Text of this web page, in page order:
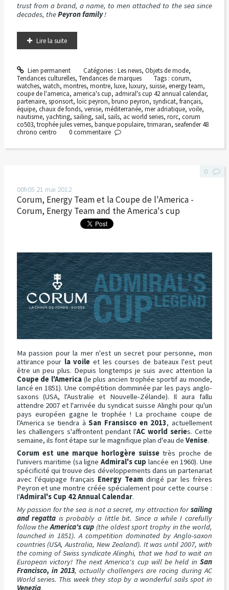
trust from a brand, a name, to men attached to the sea since
decades, thePeyron family!
Lire la suite
Lien permanent Catégories : Les news, Objets de mode,
Tendances culturelles, Tendances de marques Tags :corum,
watches, watch, montres, montre, luxe, luxury, suisse, energy team,
coupe de l'america, america's cup, admiral's cup 42 annual calendar,
partenaire, sponsort, loïc peyron, bruno peyron, syndicat, français,
équipe, chaux de fonds, venise, méditerranée, mer adriatique, voile,
nautisme, yachting, sailing, sail, sails, ac world series, rorc, corum
co503, trophée jules vernes, banque populaire, trimaran, seafender 48
chrono centro
0commentaire
00h05 21 mai 2012
Corum, Energy Team et la Coupe de l'America -
Corum, Energy Team and the America's cup
Ma passion pour la mer n'est un secret pour personne, mon
attirance pour la voile et les courses de bateaux l'est peut
être un peu plus. Depuis longtemps je suis avec attention la
Coupe de l'America(le plus ancien trophée sportif au monde,
lancé en 1851). Une compétition domminée par les pays anglo-
saxons (USA, l'Australie et Nouvelle-Zélande). Il aura fallu
attendre 2007 et l'arrivée du syndicat suisse Alinghi pour qu'un
pays européen gagne le trophée ! La prochaine coupe de
l'America se tiendra àSan Fransisco en 2013, actuellement
les challengers s'affrontent pendant l'AC world series. Cette
semaine, ils font étape sur le magnifique plan d'eau de Venise.
Corum est une marque horlogère suisse très proche de
l'univers maritime (sa ligne Admiral's cup lancée en 1960). Une
spécificité qui trouve des développements dans un partenariat
avec l'équipage français Energy Teamdirigé par les frères
Peyron et une montre créée spécialement pour cette course :
l'Admiral's Cup 42 Annual Calendar.
My passion for the sea is not a secret, my attraction forsailing
and regatta is probably a little bit. Since a while I carefully
follow theAmerica's cup (the oldest sport trophy in the world,
launched in 1851). A competition dominated by Anglo-saxon
countries (USA, Australia, New Zealand). It was until 2007, with
the coming of Swiss syndicate Alinghi, that we had to wait an
European victory! The next America's cup will be held in San
Francisco, in 2013, actually challengers are racing during AC
World series. This week they stop by a wonderful sails spot in
Venezia.
0